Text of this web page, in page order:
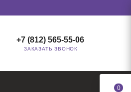
+7 (812) 565-55-06
ЗАКАЗАТЬ ЗВОНОК
0